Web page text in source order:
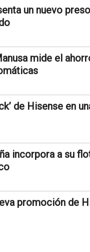
un nuevo
mide el
de Hisense en
incorpora a su
promoción de